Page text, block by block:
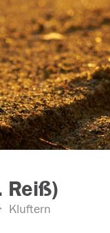
Reiß)
Kluftern